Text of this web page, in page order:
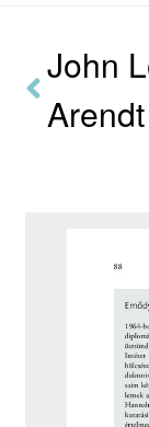
John